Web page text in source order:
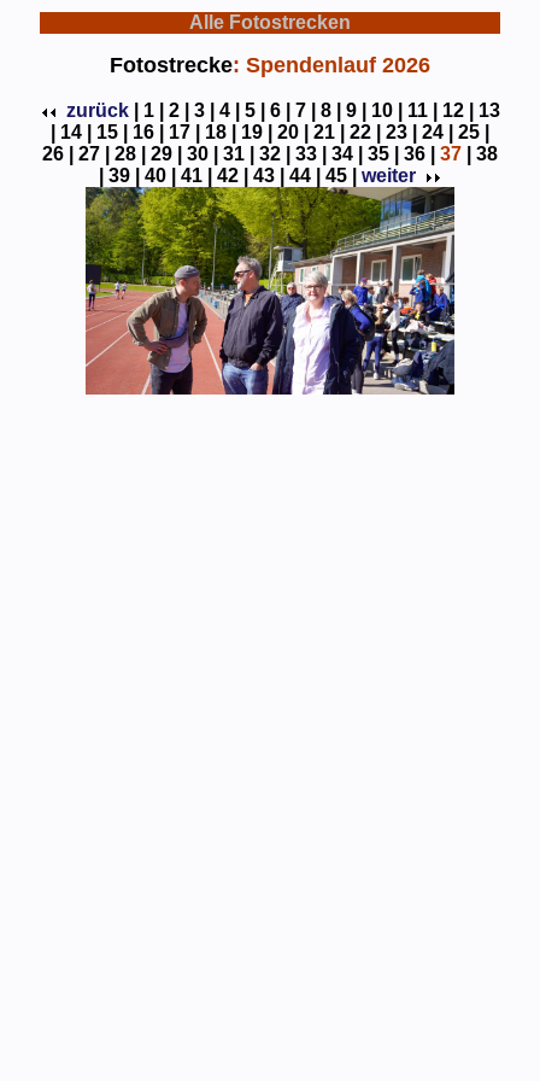
Alle Fotostrecken
Fotostrecke: Spendenlauf 2026
zurück 1 | 2 | 3 | 4 | 5 | 6 | 7 | 8 | 9 | 10 | 11 | 12 |
13
14 | 15 | 16 | 17 | 18 | 19 | 20 | 21 | 22 | 23 | 24 |
25 |
26 |
27 | 28 | 29 | 30 | 31 | 32 | 33 | 34 | 35 | 36 | 37
38
39 | 40 | 41 | 42 | 43 | 44 | 45 | weiter